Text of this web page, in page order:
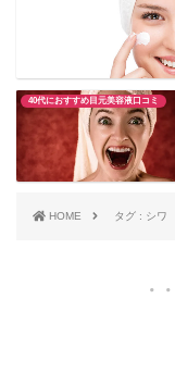
40代におすすめ目元美容液口コミ
HOME タグ : シワ